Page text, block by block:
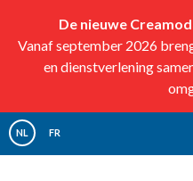
De nieuwe
Vanaf september 2026
en dienstverlening
NL FR